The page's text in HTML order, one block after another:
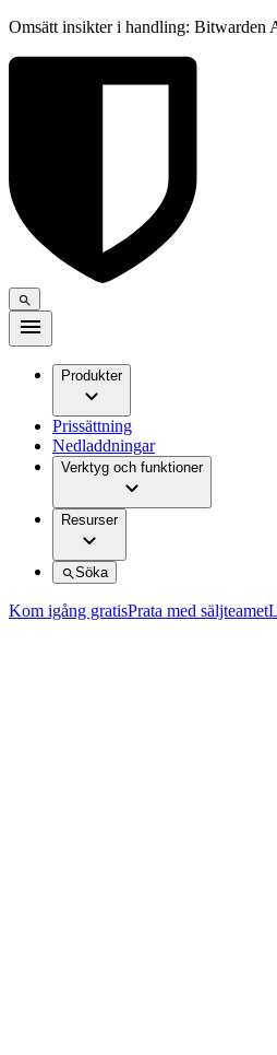
Omsätt insikter i handling: Bitwarden
Produkter
Prissättning
Nedladdningar
Verktyg och funktioner
Resurser
Söka
Kom igång gratisPrata med säljteamet